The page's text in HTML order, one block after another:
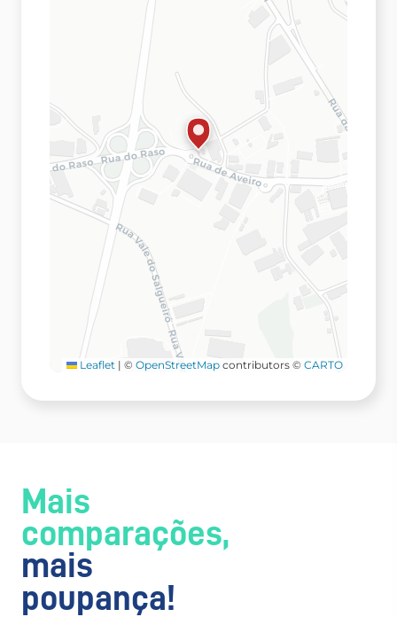
Leaflet | © OpenStreetMap contributors © CARTO
Mais
comparações,
mais
poupança!